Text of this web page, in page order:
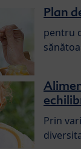
Plan
pentru
Prin